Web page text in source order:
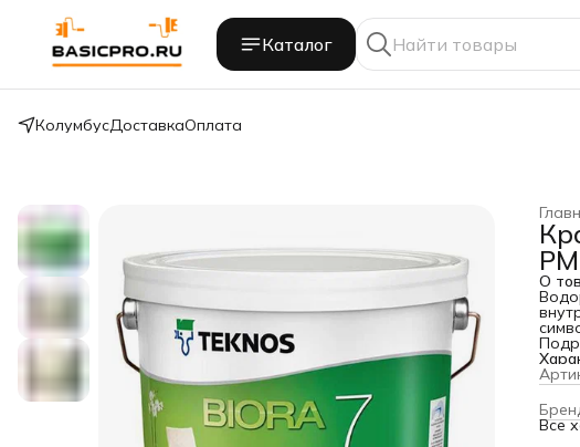
Каталог
КолумбусДоставкаОплата
О
знак
Все